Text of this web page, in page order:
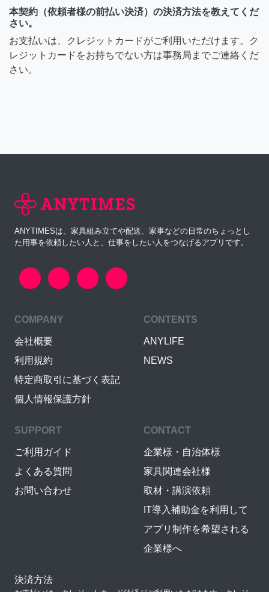
本契約（依頼者様の前払い決済）の決済方法を教えてくだ
さい。
お支払いは、クレジットカードがご利用いただけます。ク
レジットカードをお持ちでない方は事務局までご連絡くだ
さい。
ANYTIMESは、家具組み立てや配送、家事などの日常のちょっとし
た用事を依頼したい人と、仕事をしたい人をつなげるアプリです。
COMPANY
会社概要
利用規約
特定商取引に基づく表記
個人情報保護方針
CONTENTS
ANYLIFE
NEWS
SUPPORT
ご利用ガイド
よくある質問
お問い合わせ
CONTACT
企業様・自治体様
家具関連会社様
取材・講演依頼
IT導入補助金を利用して
アプリ制作を希望される
企業様へ
決済方法